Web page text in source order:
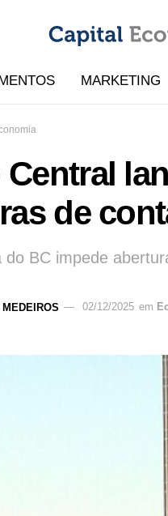
MARKETING
de
do BC impede
02/12/2025 em